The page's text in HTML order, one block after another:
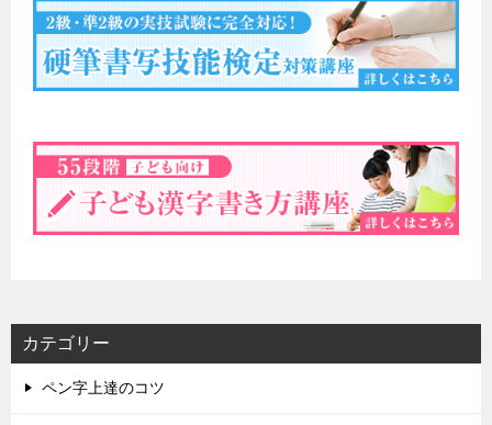
カテゴリー
ペン字上達のコツ